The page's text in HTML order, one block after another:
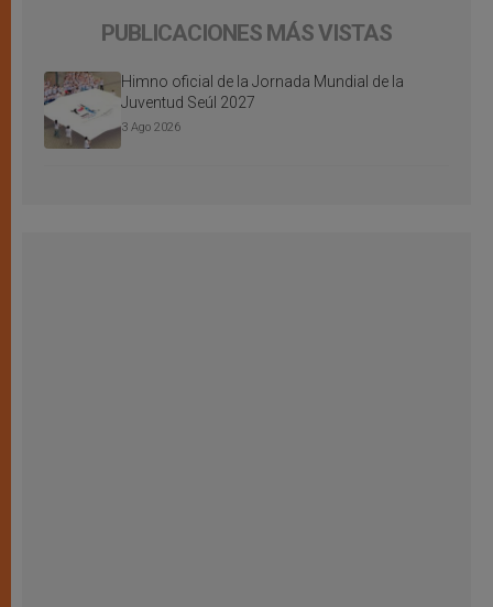
PUBLICACIONES MÁS VISTAS
Himno oficial de la Jornada Mundial de la
Juventud Seúl 2027
3 Ago 2026